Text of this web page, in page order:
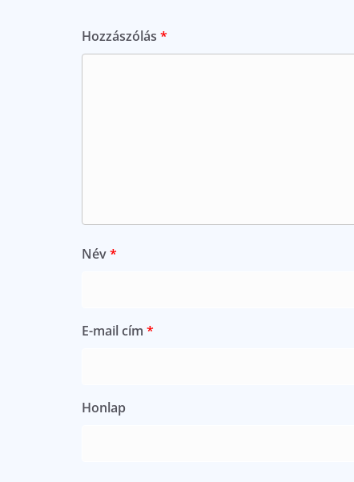
Hozzászólás *
Név*
E-mail cím *
Honlap